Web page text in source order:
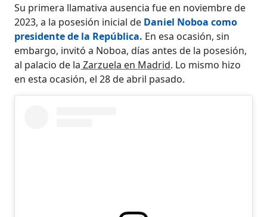
Su primera llamativa ausencia fue en noviembre de
2023, a la posesión inicial de Daniel Noboa como
presidente de la República. En esa ocasión, sin
embargo, invitó a Noboa, días antes de la posesión,
al palacio de la Zarzuela en Madrid. Lo mismo hizo
en esta ocasión, el 28 de abril pasado.